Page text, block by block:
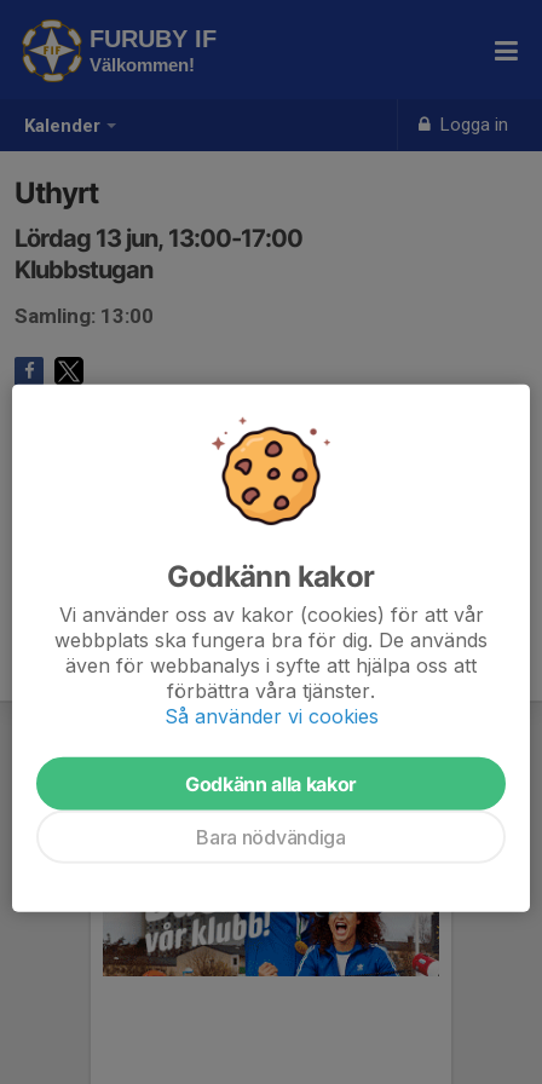
Kalender Logga in
FURUBY IF
Välkommen!
Uthyrt
Lördag 13 jun, 13:00-17:00
Klubbstugan
Samling: 13:00
Godkänn kakor
Vi använder oss av kakor (cookies) för att vår
webbplats ska fungera bra för dig. De används
även för webbanalys i syfte att hjälpa oss att
förbättra våra tjänster.
Så använder vi cookies
Godkänn alla kakor
Bara nödvändiga